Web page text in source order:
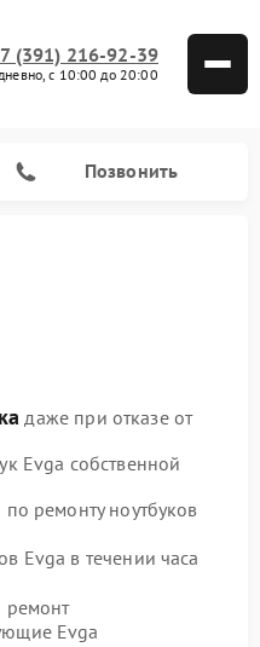
(391) 216-92-39
с 10:00 до 20:00
Позвонить
даже при отказе от
Evga собственной
ремонту ноутбуков
Evga в течении часа
ремонт
Evga